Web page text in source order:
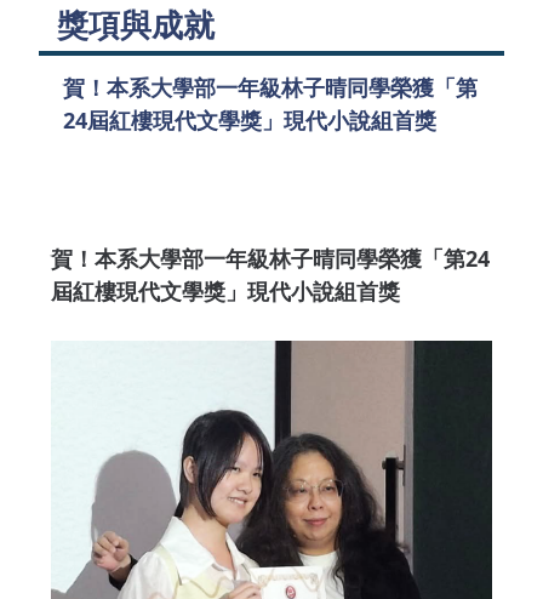
獎項與成就
賀！本系大學部一年級林子晴同學榮獲「第
24屆紅樓現代文學獎」現代小說組首獎
賀！本系大學部一年級林子晴同學榮獲「第24
屆紅樓現代文學獎」現代小說組首獎